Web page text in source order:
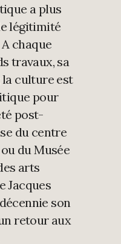
a plus
légitimité
chaque
travaux, sa
la culture est
pour
post-
du centre
du Musée
arts
Jacques
son
retour aux